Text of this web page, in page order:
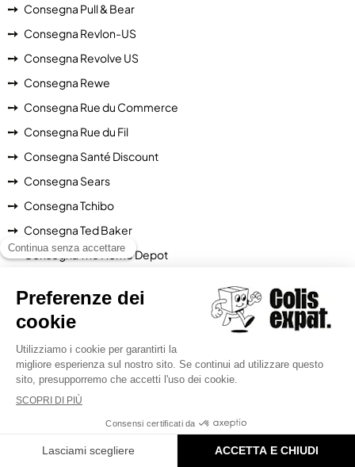
Consegna Pull & Bear
Consegna Revlon-US
Consegna Revolve US
Consegna Rewe
Consegna Rue du Commerce
Consegna Rue du Fil
Consegna Santé Discount
Consegna Sears
Consegna Tchibo
Consegna Ted Baker
Consegna The Home Depot
Consegna The Kooples
Consegna Too Faced
Consegna Total life changes
Consegna Toys 'R' Us
Consegna Ubaldi
Consegna Uniqlo